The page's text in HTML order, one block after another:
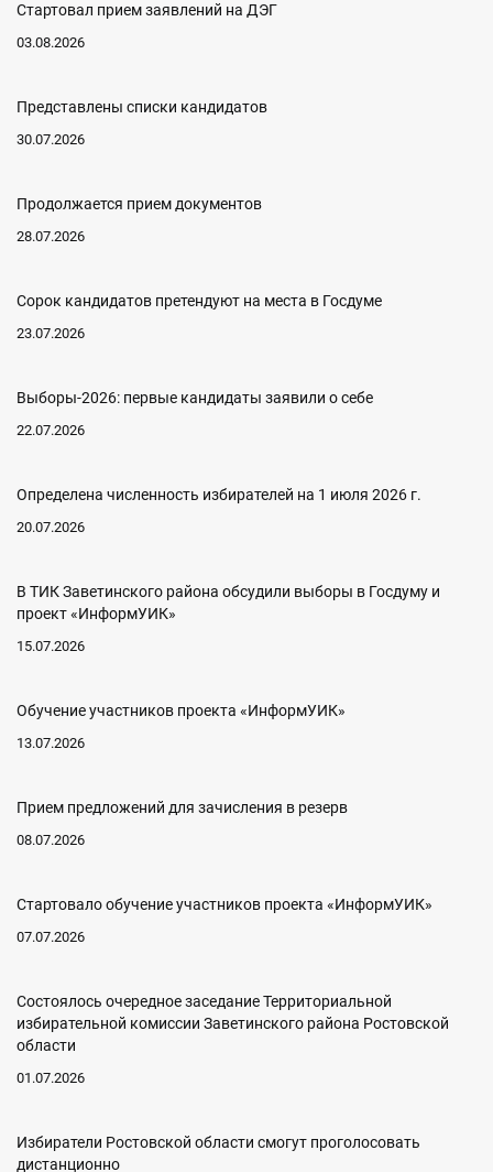
Стартовал прием заявлений на ДЭГ
03.08.2026
Представлены списки кандидатов
30.07.2026
Продолжается прием документов
28.07.2026
Сорок кандидатов претендуют на места в Госдуме
23.07.2026
Выборы-2026: первые кандидаты заявили о себе
22.07.2026
Определена численность избирателей на 1 июля 2026 г.
20.07.2026
В ТИК Заветинского района обсудили выборы в Госдуму и
проект «ИнформУИК»
15.07.2026
Обучение участников проекта «ИнформУИК»
13.07.2026
Прием предложений для зачисления в резерв
08.07.2026
Стартовало обучение участников проекта «ИнформУИК»
07.07.2026
Состоялось очередное заседание Территориальной
избирательной комиссии Заветинского района Ростовской
области
01.07.2026
Избиратели Ростовской области смогут проголосовать
дистанционно